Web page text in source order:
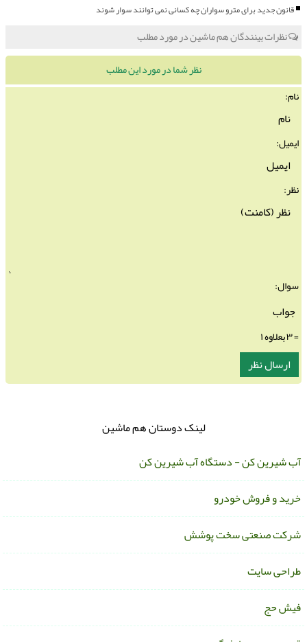
قانون جدید برای مترو سواران چه کسانی نمی توانند سوار شوند
نظرات بینندگان هم ماشین در مورد مطلب
نظر شما در مورد این مطلب
نام:
ایمیل:
نظر:
سوال:
لینک دوستان هم ماشین
شیرین کن - دستگاه آب شیرین کن
و فروش خودرو
صنعتی سخت پوشش
سایت
حج